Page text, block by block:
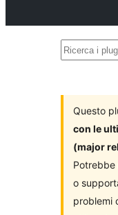
Ricerca
Questo
con le
(major
Potrebbe
o
problemi